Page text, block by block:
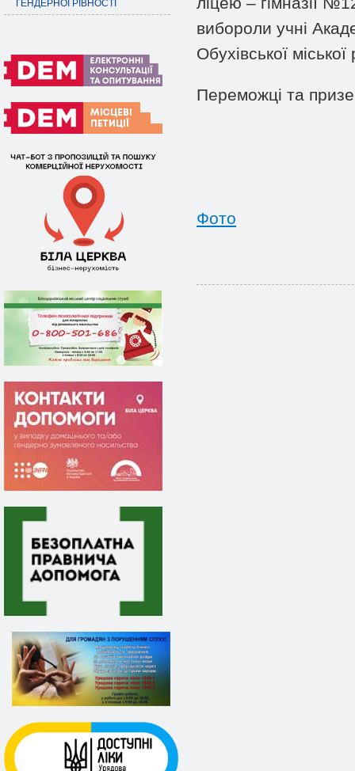
ҐЕНДЕРНОЇ РІВНОСТІ
вибороли учні
Обухівської
Переможці та
Фото